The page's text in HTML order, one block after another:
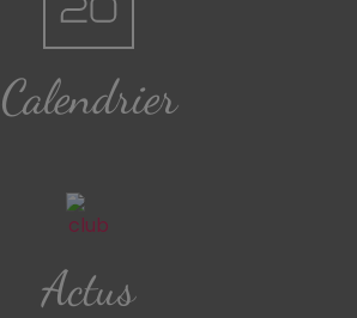
Calendrier
Actus